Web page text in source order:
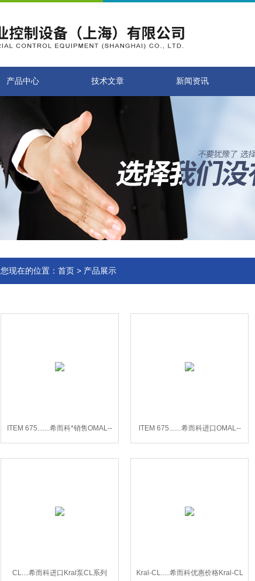
产品中心 技术文章 新闻资讯
您现在的位置： 首页 > 产品展示
ITEM 675.......希而科*销售OMAL--
ITEM 675蝶阀
ITEM 675.......希而科进口OMAL--
ITEM 675系列蝶阀
CL....希而科进口Kral泵CL系列 Kral-CL.....希而科优惠价格Kral-CL